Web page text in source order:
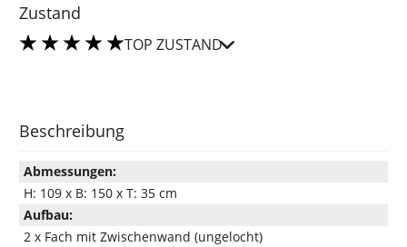
Zustand
TOP ZUSTAND
Beschreibung
Abmessungen:
H: 109 x B: 150 x T: 35 cm
Aufbau:
2 x Fach mit Zwischenwand (ungelocht)